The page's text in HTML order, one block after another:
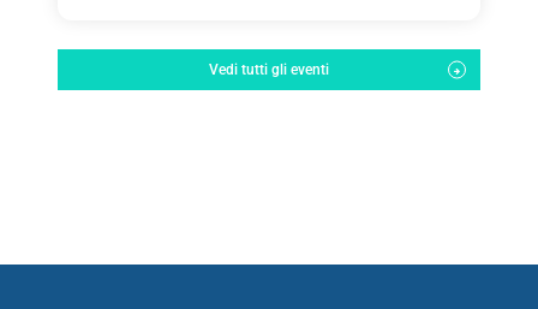
Vedi tutti gli eventi